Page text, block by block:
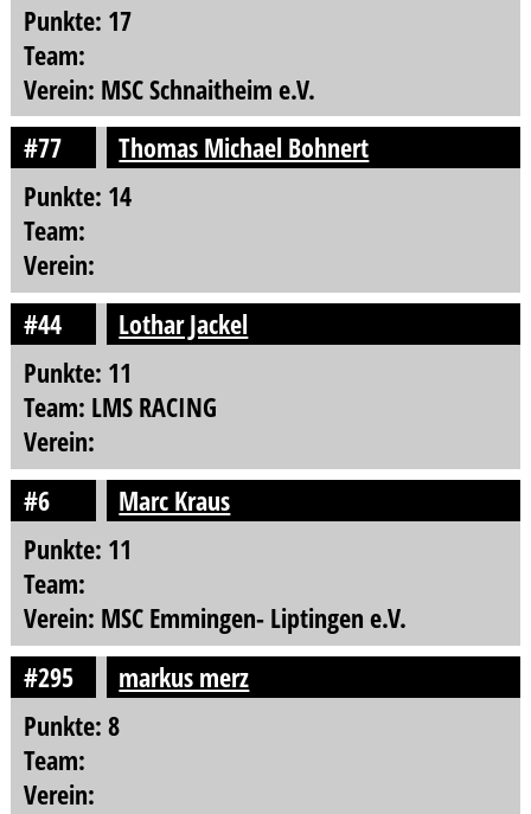
Punkte: 17
Team:
Verein: MSC Schnaitheim e.V.
#77
Thomas Michael Bohnert
Punkte: 14
Team:
Verein:
#44
Lothar Jackel
Punkte: 11
Team: LMS RACING
Verein:
#6
Marc Kraus
Punkte: 11
Team:
Verein: MSC Emmingen- Liptingen e.V.
#295
markus merz
Punkte: 8
Team:
Verein: